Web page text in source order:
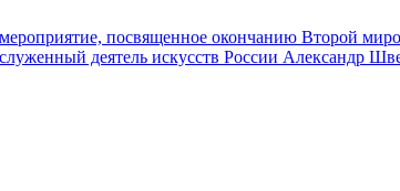
посвященное окончанию Второй
деятель искусств России Александр